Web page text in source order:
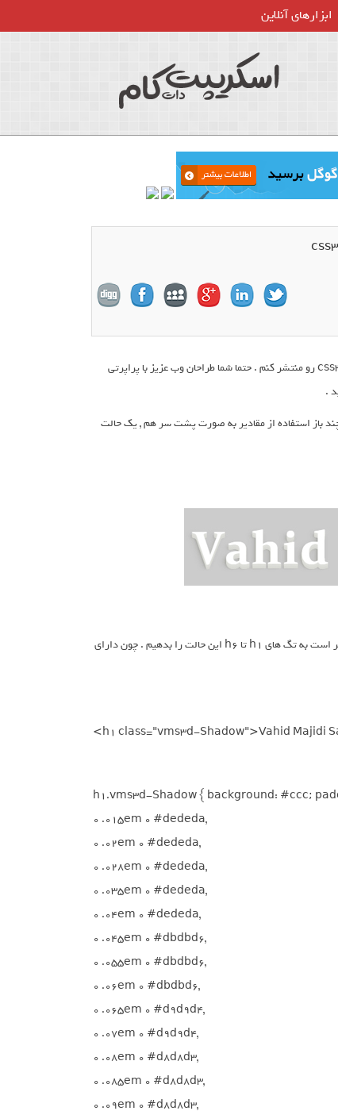
ابزارهای آنلاین
قصد دارم آموزش ترفند افکت سایه سه بعدی در css3 رو منتشر کنم . حتما شما طراحان وب عزیز با پراپرتی
چند باز استفاده از مقادیر به صورت پشت سر هم , یک حالت
کافیست متن خود را در درون تگ دلخواه خود بنویسید : ( به دلیل سه بعدی شدن نوشته , بهتر است به تگ های h1 تا h6 این حالت را بدهیم . چون دارای
<h1 class="vms3d-Shadow">Vahid Majidi
h1.vms3d-Shadow { background: #ccc;
0 .015em 0 #dededa,
0 .02em 0 #dededa,
0 .028em 0 #dededa,
0 .035em 0 #dededa,
0 .04em 0 #dededa,
0 .045em 0 #dbdbd6,
0 .055em 0 #dbdbd6,
0 .06em 0 #dbdbd6,
0 .065em 0 #d9d9d4,
0 .07em 0 #d9d9d4,
0 .08em 0 #d8d8d3,
0 .085em 0 #d8d8d3,
0 .09em 0 #d8d8d3,